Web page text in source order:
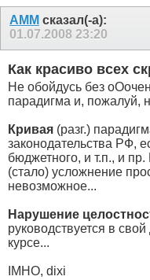
AMM сказал(-а):
01.07.2008 23:20
Как красиво всех
Не обойдусь без
парадигма и, пожалуй,
Кривая (разг.)
законодательства РФ,
бюджетного, и т.п., и
(стало) усложнение
невозможное...
Нарушение
руководствуется в
курсе...
IMHO, dixi